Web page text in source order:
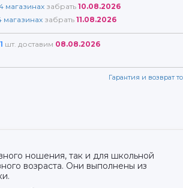
магазинах забрать 10.08.2026
магазинах забрать 11.08.2026
1 шт. доставим 08.08.2026
Гарантия и возврат
ношения, так и для школьной
возраста. Они выполнены из